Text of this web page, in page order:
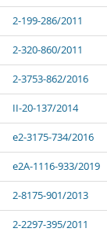
2-199-286/2011
2-320-860/2011
2-3753-862/2016
II-20-137/2014
e2-3175-734/2016
e2A-1116-933/2019
2-8175-901/2013
2-2297-395/2011